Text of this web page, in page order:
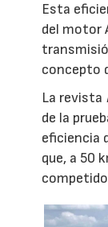
Esta
del motor
concepto
La revista
de la
eficiencia
que, a 50